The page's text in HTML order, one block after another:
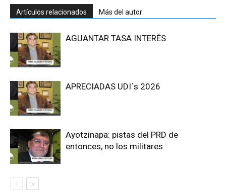
Artículos relacionados Más del autor
AGUANTAR TASA INTERÉS
APRECIADAS UDI´s 2026
Ayotzinapa: pistas del PRD de
entonces, no los militares